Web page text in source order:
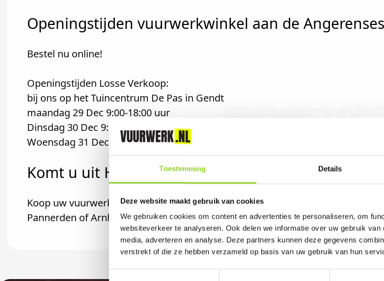
Toestemming Details
Deze website maakt gebruik van cookies
We gebruiken cookies om content en advertenties te personaliseren, om
websiteverkeer te analyseren. Ook delen we informatie over uw gebruik
media, adverteren en analyse. Deze partners kunnen deze gegevens
verstrekt of die ze hebben verzameld op basis van uw gebruik van hun
Openingstijden vuurwerkwinkel aan de
Bestel nu online!
Openingstijden Losse Verkoop:
bij ons op het Tuincentrum De Pas in Gendt
maandag 29 Dec 9:00-18:00 uur
Dinsdag 30 Dec 9:00-18:00 uur
Woensdag 31 Dec 9:00-17:00 uur
Komt u uit Haalderen?
Koop uw vuurwerk dan bij Tuincentrum de Pas in Gendt. U bent van harte
Pannerden of Arnhem komt.